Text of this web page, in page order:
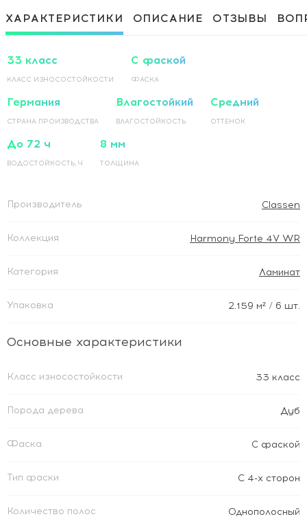
покрытия на основание по прямой
Приклеивание ламинированного
ХАРАКТЕРИСТИКИ ОПИСАНИЕ ОТЗЫВЫ
33 класс
КЛАСС ИЗНОСОСТОЙКОСТИ
С фаской
ФАСКА
Германия
СТРАНА ПРОИЗВОДСТВА
Влагостойкий
ВЛАГОСТОЙКОСТЬ
Средний
ОТТЕНОК
До 72 ч
ВОДОСТОЙКОСТЬ, Ч
8 мм
ТОЛЩИНА
Производитель Classen
Коллекция Harmony Forte 4V WR
Категория Ламинат
Упаковка 2.159 м² / 6 шт.
Основные характеристики
Класс износостойкости 33 класс
Порода дерева Дуб
Фаска С фаской
Тип фаски С 4-х сторон
Количество полос Однополосный